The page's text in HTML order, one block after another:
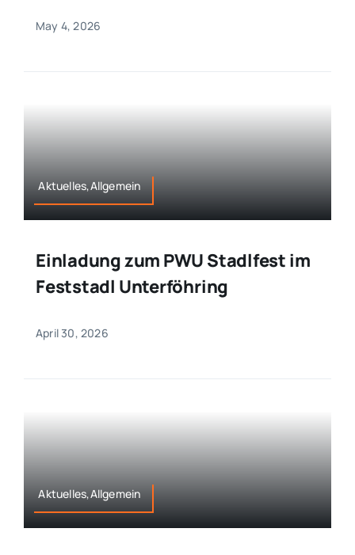
May 4, 2026
Aktuelles,Allgemein
Einladung zum PWU Stadlfest im
Feststadl Unterföhring
April 30, 2026
Aktuelles,Allgemein